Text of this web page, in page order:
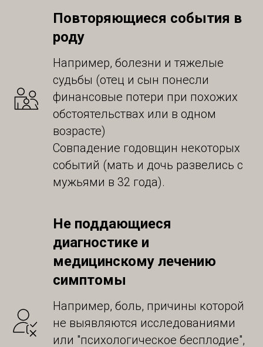
Повторяющиеся события в
роду
Например, болезни и тяжелые
судьбы (отец и сын понесли
финансовые потери при похожих
обстоятельствах или в одном
возрасте)
Совпадение годовщин некоторых
событий (мать и дочь развелись с
мужьями в 32 года).
Не поддающиеся
диагностике и
медицинскому лечению
симптомы
Например, боль, причины которой
не выявляются исследованиями
или "психологическое бесплодие",